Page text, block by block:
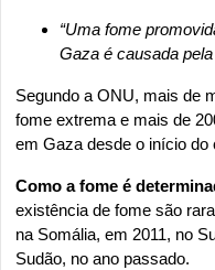
“Uma fome
Gaza é causada pela
Segundo a ONU, mais de
fome extrema e mais de
em Gaza desde o início do
Como a fome é
existência de fome são
na Somália, em 2011, no
Sudão, no ano passado.